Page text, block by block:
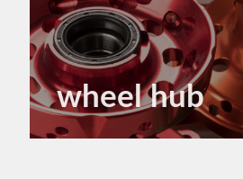
wheel hub